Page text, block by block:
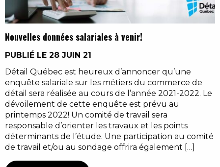
Nouvelles données salariales à venir!
PUBLIÉ LE 28 JUIN 21
Détail Québec est heureux d’annoncer qu’une
enquête salariale sur les métiers du commerce de
détail sera réalisée au cours de l’année 2021-2022. Le
dévoilement de cette enquête est prévu au
printemps 2022! Un comité de travail sera
responsable d’orienter les travaux et les points
déterminants de l’étude. Une participation au comité
de travail et/ou au sondage offrira également […]